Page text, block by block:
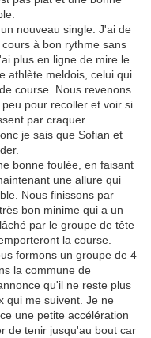
nouveau single. J'ai de
à bon rythme sans
plus en ligne de mire le
athlète meldois, celui qui
course. Nous revenons
pour recoller et voir si
par craquer.
je sais que Sofian et
bonne foulée, en faisant
une allure qui
Nous finissons par
bon minime qui a un
par le groupe de tête
la course.
formons un groupe de 4
la commune de
qu'il ne reste plus
qui me suivent. Je ne
une petite accélération
de tenir jusqu'au bout car